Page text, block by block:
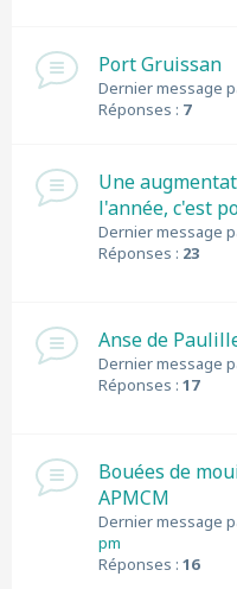
Port Gruissan
Dernier message
Réponses : 7
Une
l'année, c'est
Dernier message
Réponses : 23
Anse de
Dernier message
Réponses : 17
Bouées de
APMCM
Dernier message
pm
Réponses : 16